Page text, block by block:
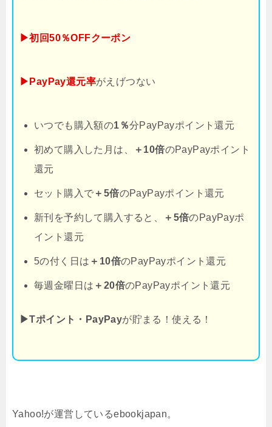
▶初回50％OFFクーポン
▶PayPay還元率がえげつない
いつでも購入額の1％分PayPayポイント還元
初めて購入した月は、 ＋10倍のPayPayポイント
還元
セット購入で ＋5倍のPayPayポイント還元
新刊を予約して購入すると、 ＋5倍のPayPayポ
イント還元
5の付く日は ＋10倍のPayPayポイント還元
毎週金曜日は ＋20倍のPayPayポイント還元
▶Tポイント・PayPayが貯まる！使える！
Yahoo!が運営しているebookjapan。